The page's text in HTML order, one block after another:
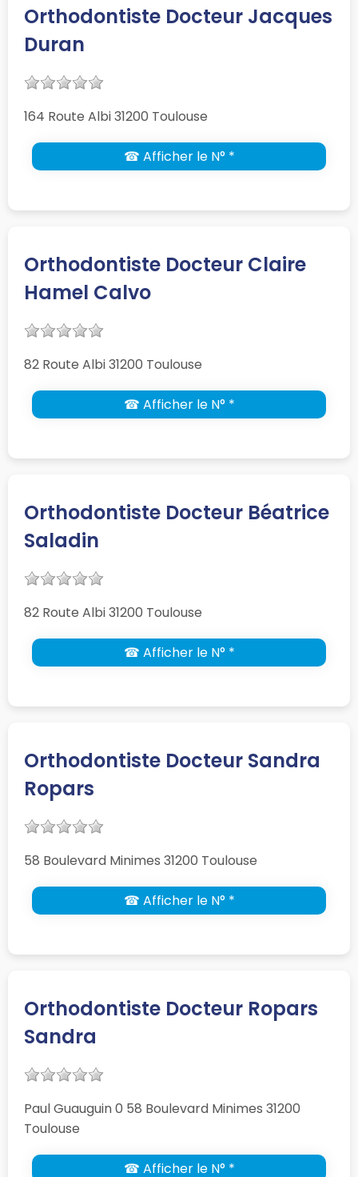
Orthodontiste Docteur Jacques
Duran
164 Route Albi 31200 Toulouse
☎ Afficher le N° *
Orthodontiste Docteur Claire
Hamel Calvo
82 Route Albi 31200 Toulouse
☎ Afficher le N° *
Orthodontiste Docteur Béatrice
Saladin
82 Route Albi 31200 Toulouse
☎ Afficher le N° *
Orthodontiste Docteur Sandra
Ropars
58 Boulevard Minimes 31200 Toulouse
☎ Afficher le N° *
Orthodontiste Docteur Ropars
Sandra
Paul Guauguin 0 58 Boulevard Minimes 31200
Toulouse
☎ Afficher le N° *